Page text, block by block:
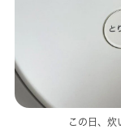
この日、